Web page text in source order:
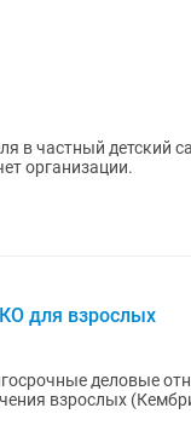
в частный детский
организации.
для взрослых
отношения. ЗНАНИЕ и
взрослых